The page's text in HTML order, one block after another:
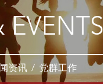
EVENTS
资讯 / 党群工作